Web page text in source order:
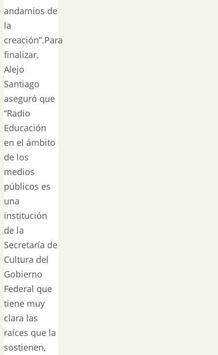
andamios de
la
creación”.Para
finalizar,
Alejo
Santiago
aseguró que
“Radio
Educación
en el ámbito
de los
medios
públicos es
una
institución
de la
Secretaría de
Cultura del
Gobierno
Federal que
tiene muy
clara las
raíces que la
sostienen,